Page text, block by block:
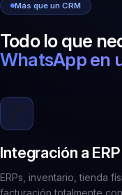
Más que un CRM
Todo lo que
WhatsApp en
Integración a ERP
ERPs, inventario, tienda